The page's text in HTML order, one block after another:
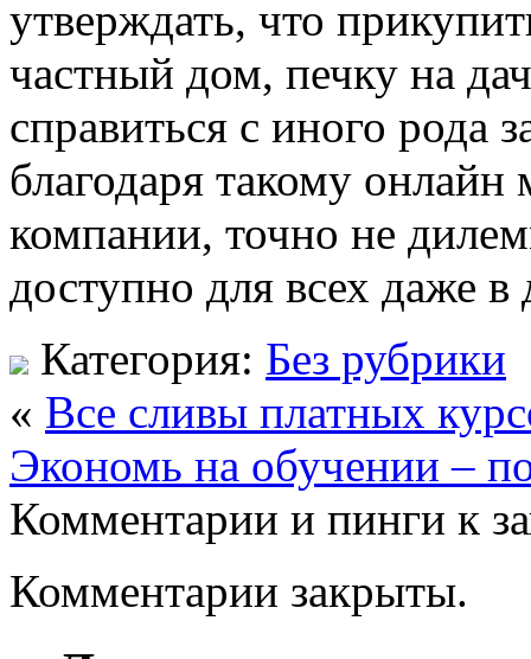
утверждать, что
частный дом, печку на
справиться с иного рода
благодаря такому онлайн
компании, точно не
доступно для всех даже
Категория: Без рубрики
« Все сливы платных
Экономь на обучении –
Комментарии и пинги к
Комментарии закрыты.